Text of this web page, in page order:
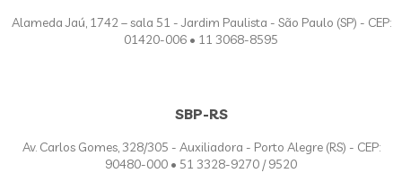
Alameda Jaú, 1742 – sala 51 - Jardim Paulista - São Paulo (SP) - CEP:
01420-006 • 11 3068-8595
SBP-RS
Av. Carlos Gomes, 328/305 - Auxiliadora - Porto Alegre (RS) - CEP:
90480-000 • 51 3328-9270 / 9520